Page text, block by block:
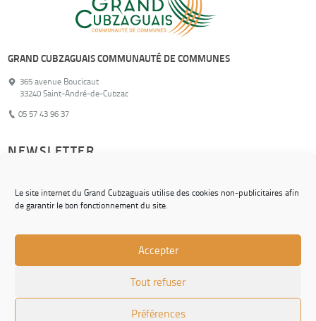
Le site internet du Grand Cubzaguais utilise des cookies non-publicitaires afin
de garantir le bon fonctionnement du site.
Accepter
Tout refuser
Préférences
GRAND CUBZAGUAIS COMMUNAUTÉ DE COMMUNES
365 avenue Boucicaut
33240 Saint-André-de-Cubzac
05 57 43 96 37
NEWSLETTER
© Grand Cubzaguais Communauté de Communes
CHARTE GRAPHIQUE